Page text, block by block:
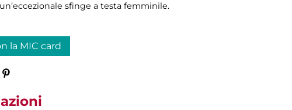
sfinge a testa femminile.
la MIC card